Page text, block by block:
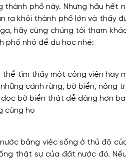
phố này. Nhưng hầu hết
ra khỏi thành phố lớn và thấy
hãy cùng chúng tôi tham
phố nhỏ để du học nhé:
tìm thấy một công viên hay
cánh rừng, bờ biển, nông
bờ biển thật dễ dàng hơn
cùng họ
bằng việc sống ở thủ đô
thật sự của đất nước đó.